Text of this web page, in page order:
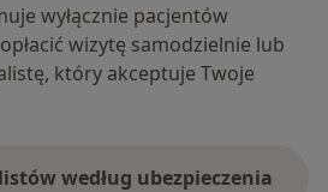
wyłącznie pacjentów
wizytę samodzielnie lub
który akceptuje Twoje
według ubezpieczenia